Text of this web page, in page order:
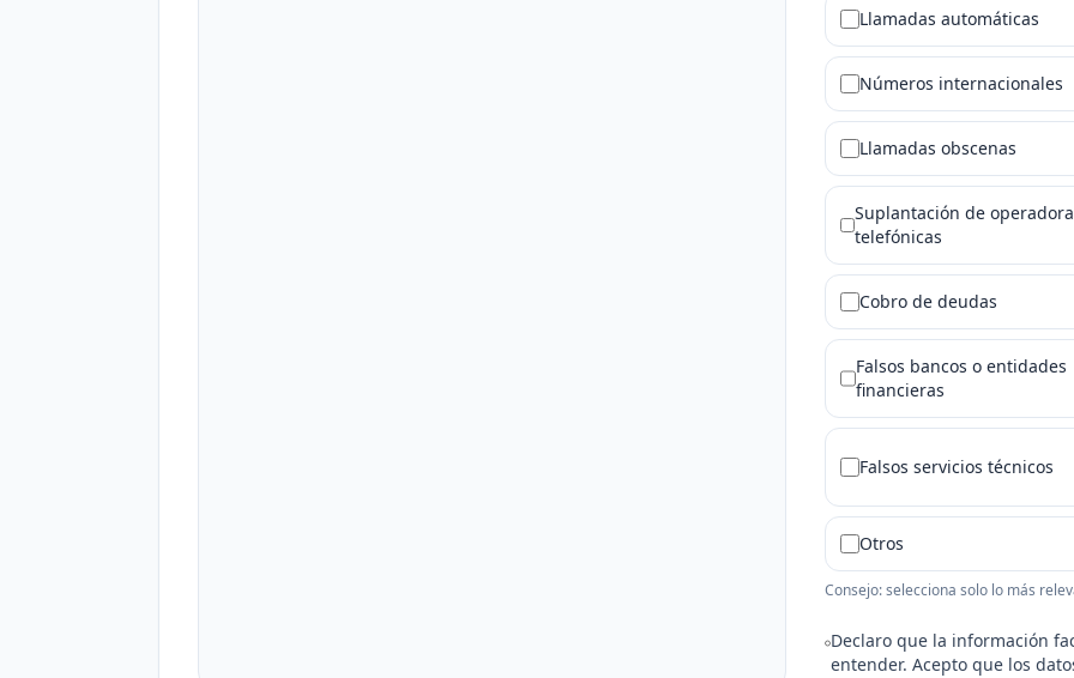
Llamadas automáticas
Números internacionales
Llamadas obscenas
Suplantación de
telefónicas
Cobro de deudas
Falsos bancos o entidades
financieras
Falsos servicios técnicos
Otros
Consejo: selecciona solo lo más
Declaro que la información
entender. Acepto que los